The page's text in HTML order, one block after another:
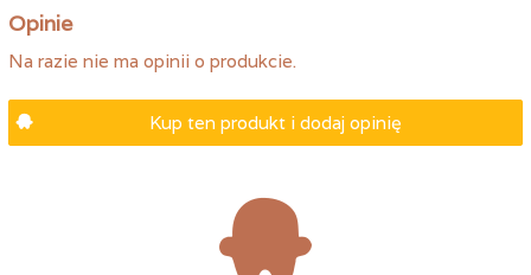
Opinie
Na razie nie ma opinii o produkcie.
Kup ten produkt i dodaj opinię